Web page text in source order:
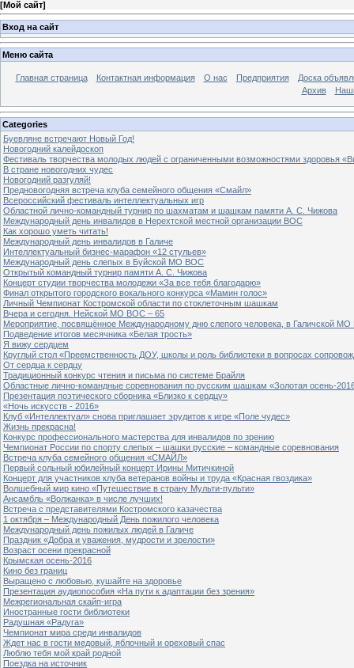
[Мой сайт]
Вход на сайт
Меню сайта
Главная страница Контактная информация О нас Предприятия
Доска
Архив
Categories
Буевляне встречают Новый Год!
Новогодний калейдоскоп
Фестиваль творчества молодых людей с ограниченными возможностями здоровья
В стране новогодних чудес
Новогодний разгуляй!
Предновогодняя встреча клуба семейного общения «Смайл»
Всероссийский фестиваль интеллектуальных игр
Областной лично-командный турнир по шахматам и шашкам памяти А. С. Чижова
Международный день инвалидов в Нерехтской местной организации ВОС
Как хорошо уметь читать!
Международный день инвалидов в Галиче
Интеллектуальный бизнес-марафон «12 стульев»
Международный день слепых в Буйской МО ВОС
Открытый командный турнир памяти А. С. Чижова
Концерт студии творчества молодежи «За все тебя благодарю»
Финал открытого городского вокального конкурса «Мамин голос»
Личный Чемпионат Костромской области по стоклеточным шашкам
Вчера и сегодня. Нейской МО ВОС – 65
Мероприятие, посвящённое Международному дню слепого человека, в Галичской
Подведение итогов месячника «Белая трость»
Я вижу сердцем
Круглый стол «Преемственность ДОУ, школы и роль библиотеки в вопросах
От сердца к сердцу
Традиционный конкурс чтения и письма по системе Брайля
Областные лично-командные соревнования по русским шашкам «Золотая осень-
Презентация поэтического сборника «Близко к сердцу»
«Ночь искусств - 2016»
Клуб «Интеллектуал» снова приглашает эрудитов к игре «Поле чудес»
Жизнь прекрасна!
Конкурс профессионального мастерства для инвалидов по зрению
Чемпионат России по спорту слепых – шашки русские – командные соревнования
Встреча клуба семейного общения «СМАЙЛ»
Первый сольный юбилейный концерт Ирины Митичкиной
Концерт для участников клуба ветеранов войны и труда «Красная гвоздика»
Волшебный мир кино «Путешествие в страну Мульти-пульти»
Ансамбль «Волжанка» в числе лучших!
Встреча с представителями Костромского казачества
1 октября – Международный День пожилого человека
Международный день пожилых людей в Галиче
Праздник «Добра и уважения, мудрости и зрелости»
Возраст осени прекрасной
Крымская осень-2016
Кино без границ
Выращено с любовью, кушайте на здоровье
Презентация аудиопособия «На пути к адаптации без зрения»
Межрегиональная скайп-игра
Иностранные гости библиотеки
Радушная «Радуга»
Чемпионат мира среди инвалидов
Ждет нас в гости медовый, яблочный и ореховый спас
Люблю тебя мой край родной
Поездка на источник